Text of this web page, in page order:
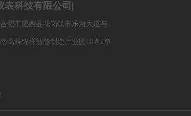
表科技有限公司 |
肥市肥西县花岗镇丰乐河大道与
高科锦祥智能制造产业园10＃2单